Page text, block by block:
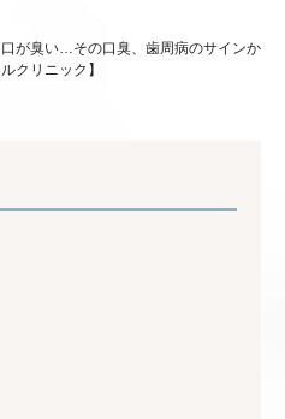
口が臭い…その口臭、歯周病のサインか
クリニック】